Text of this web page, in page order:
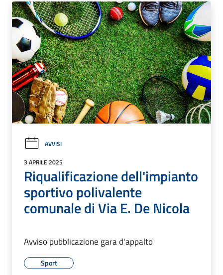
AVVISI
3 APRILE 2025
Riqualificazione dell'impianto
sportivo polivalente
comunale di Via E. De Nicola
Avviso pubblicazione gara d'appalto
Sport